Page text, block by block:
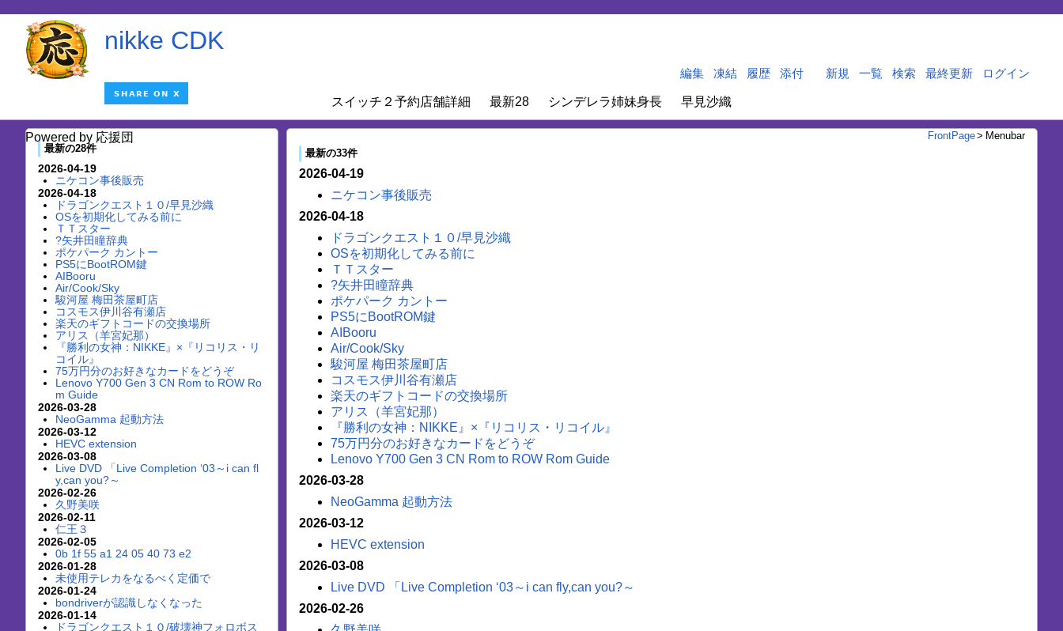
nikke CDK
Powered by 応援団
編集 凍結 履歴 添付 新規 一覧 検索 最終更新 ログイン
スイッチ２予約店舗詳細 最新28 シンデレラ姉妹身長 早見沙織
FrontPage> Menubar
最新の33件
2026-04-19
ニケコン事後販売
2026-04-18
ドラゴンクエスト１０/早見沙織
OSを初期化してみる前に
ＴＴスター
?矢井田瞳辞典
ポケパーク カントー
PS5にBootROM鍵
AIBooru
Air/Cook/Sky
駿河屋 梅田茶屋町店
コスモス伊川谷有瀬店
楽天のギフトコードの交換場所
アリス（羊宮妃那）
『勝利の女神：NIKKE』×『リコリス・リコイル』
75万円分のお好きなカードをどうぞ
Lenovo Y700 Gen 3 CN Rom to ROW Rom Guide
2026-03-28
NeoGamma 起動方法
2026-03-12
HEVC extension
2026-03-08
Live DVD 「Live Completion ‘03～i can fly,can you?～
2026-02-26
最新の28件
2026-04-19
ニケコン事後販売
2026-04-18
ドラゴンクエスト１０/早見沙織
OSを初期化してみる前に
ＴＴスター
?矢井田瞳辞典
ポケパーク カントー
PS5にBootROM鍵
AIBooru
Air/Cook/Sky
駿河屋 梅田茶屋町店
コスモス伊川谷有瀬店
楽天のギフトコードの交換場所
アリス（羊宮妃那）
『勝利の女神：NIKKE』×『リコリス・リ
コイル』
75万円分のお好きなカードをどうぞ
Lenovo Y700 Gen 3 CN Rom to ROW Ro
m Guide
2026-03-28
NeoGamma 起動方法
2026-03-12
HEVC extension
2026-03-08
Live DVD 「Live Completion ‘03～i can fl
y,can you?～
2026-02-26
久野美咲
2026-02-11
仁王３
2026-02-05
0b 1f 55 a1 24 05 40 73 e2
2026-01-28
未使用テレカをなるべく定価で
2026-01-24
bondriverが認識しなくなった
2026-01-14
ドラゴンクエスト１０/破壊神フォロボス